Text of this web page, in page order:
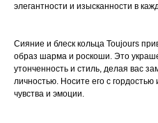
элегантности и изысканности в
Сияние и блеск кольца Toujours
образ шарма и роскоши. Это
утонченность и стиль, делая вас
личностью. Носите его с
чувства и эмоции.